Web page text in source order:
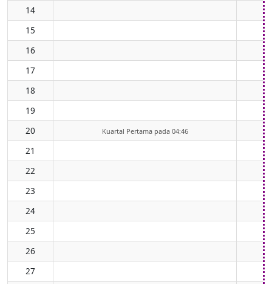
14
15
16
17
18
19
20
Kuartal Pertama pada 04:46
21
22
23
24
25
26
27